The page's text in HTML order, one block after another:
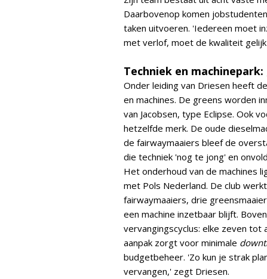
Daarbovenop komen
taken uitvoeren. 'Iedereen moet
met verlof, moet de kwaliteit
Techniek en
Onder leiding van Driesen heeft
en machines. De greens worden
van Jacobsen, type Eclipse. Ook
hetzelfde merk. De oude
de fairwaymaaiers bleef de
die techniek 'nog te jong' en
Het onderhoud van de machines
met Pols Nederland. De club
fairwaymaaiers, drie
een machine inzetbaar blijft.
vervangingscyclus: elke zeven tot
aanpak zorgt voor minimale
budgetbeheer. 'Zo kun je strak
vervangen,' zegt Driesen.